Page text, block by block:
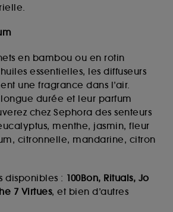
en bambou ou en rotin
essentielles, les diffuseurs
une fragrance dans l’air.
durée et leur parfum
chez Sephora des senteurs
menthe, jasmin, fleur
citronnelle, mandarine, citron
disponibles : 100Bon, Rituals, Jo
7 Virtues, et bien d’autres